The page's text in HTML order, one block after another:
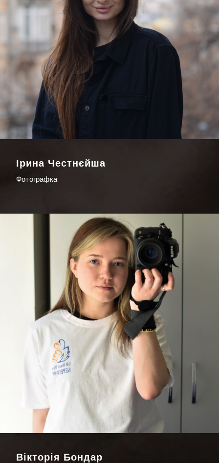
Ірина Честнєйша
Фотографка
Вікторія Бондар